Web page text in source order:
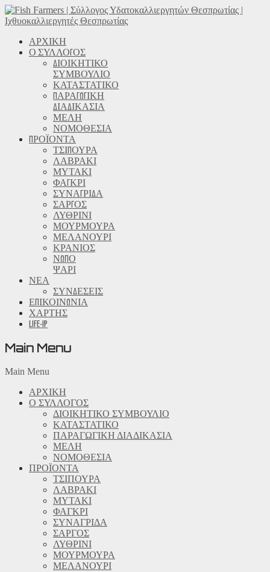
ΑΡΧΙΚΗ
Ο ΣΥΛΛΟΓΟΣ
ΔΙΟΙΚΗΤΙΚΟ
ΣΥΜΒΟΥΛΙΟ
ΚΑΤΑΣΤΑΤΙΚΟ
ΠΑΡΑΓΩΓΙΚΗ
ΔΙΑΔΙΚΑΣΙΑ
ΜΕΛΗ
ΝΟΜΟΘΕΣΙΑ
ΠΡΟΪΟΝΤΑ
ΤΣΙΠΟΥΡΑ
ΛΑΒΡΑΚΙ
ΜΥΤΑΚΙ
ΦΑΓΚΡΙ
ΣΥΝΑΓΡΙΔΑ
ΣΑΡΓΟΣ
ΛΥΘΡΙΝΙ
ΜΟΥΡΜΟΥΡΑ
ΜΕΛΑΝΟΥΡΙ
ΚΡΑΝΙΟΣ
ΝΩΠΟ
ΨΑΡΙ
ΝΕΑ
ΣΥΝΔΕΣΕΙΣ
ΕΠΙΚΟΙΝΩΝΙΑ
ΧΑΡΤΗΣ
LIFE-IP
Main Menu
Main Menu
ΑΡΧΙΚΗ
Ο ΣΥΛΛΟΓΟΣ
ΔΙΟΙΚΗΤΙΚΟ ΣΥΜΒΟΥΛΙΟ
ΚΑΤΑΣΤΑΤΙΚΟ
ΠΑΡΑΓΩΓΙΚΗ ΔΙΑΔΙΚΑΣΙΑ
ΜΕΛΗ
ΝΟΜΟΘΕΣΙΑ
ΠΡΟΪΟΝΤΑ
ΤΣΙΠΟΥΡΑ
ΛΑΒΡΑΚΙ
ΜΥΤΑΚΙ
ΦΑΓΚΡΙ
ΣΥΝΑΓΡΙΔΑ
ΣΑΡΓΟΣ
ΛΥΘΡΙΝΙ
ΜΟΥΡΜΟΥΡΑ
ΜΕΛΑΝΟΥΡΙ